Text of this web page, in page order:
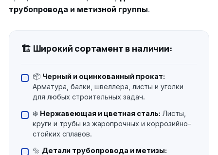
трубопровода и метизной группы.
🏗 Широкий сортамент в наличии:
📦 Черный и оцинкованный прокат:
Арматура, балки, швеллера, листы и уголки
для любых строительных задач.
❄️ Нержавеющая и цветная сталь: Листы,
круги и трубы из жаропрочных и коррозийно-
стойких сплавов.
🔩 Детали трубопровода и метизы: